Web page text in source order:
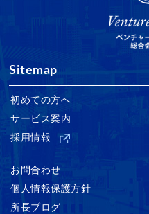
Sitemap
初めての方へ
サービス案内
採用情報
お問合わせ
個人情報保護方針
所長ブログ